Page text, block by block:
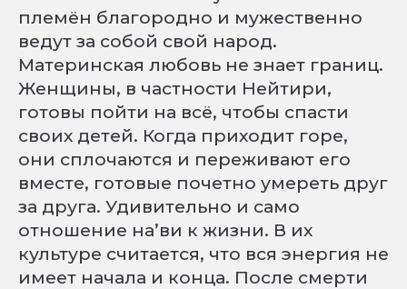
племён благородно и мужественно
ведут за собой свой народ.
Материнская любовь не знает границ.
Женщины, в частности Нейтири,
готовы пойти на всё, чтобы спасти
своих детей. Когда приходит горе,
они сплочаются и переживают его
вместе, готовые почетно умереть друг
за друга. Удивительно и само
отношение на’ви к жизни. В их
культуре считается, что вся энергия не
имеет начала и конца. После смерти